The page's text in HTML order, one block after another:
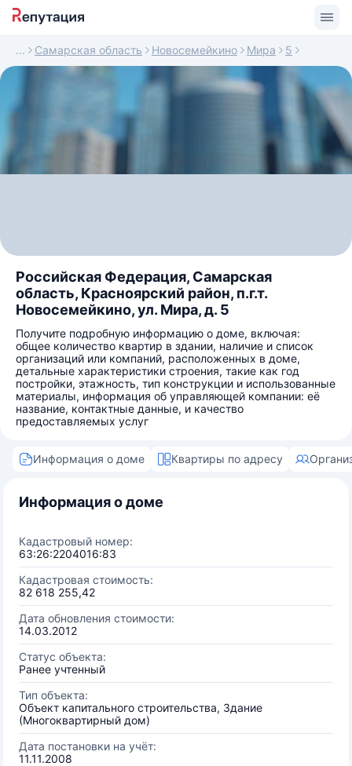
Самарская область Новосемейкино Мира 5
Российская Федерация, Самарская
область, Красноярский район, п.г.т.
Новосемейкино, ул. Мира, д. 5
Получите подробную информацию о доме, включая:
общее количество квартир в здании, наличие и список
организаций или компаний, расположенных в доме,
детальные характеристики строения, такие как год
постройки, этажность, тип конструкции и использованные
материалы, информация об управляющей компании: её
название, контактные данные, и качество
предоставляемых услуг
Информация о доме Квартиры по адресу
Информация о доме
Кадастровый номер:
63:26:2204016:83
Кадастровая стоимость:
82 618 255,42
Дата обновления стоимости:
14.03.2012
Статус объекта:
Ранее учтенный
Тип объекта:
Объект капитального строительства, Здание
(Многоквартирный дом)
Дата постановки на учёт:
11.11.2008